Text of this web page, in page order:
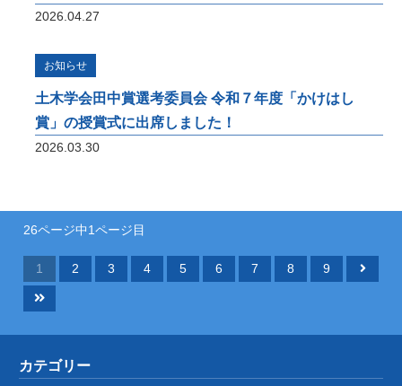
2026.04.27
お知らせ
土木学会田中賞選考委員会 令和７年度「かけはし
賞」の授賞式に出席しました！
2026.03.30
26ページ中1ページ目
1 2 3 4 5 6 7 8 9
カテゴリー